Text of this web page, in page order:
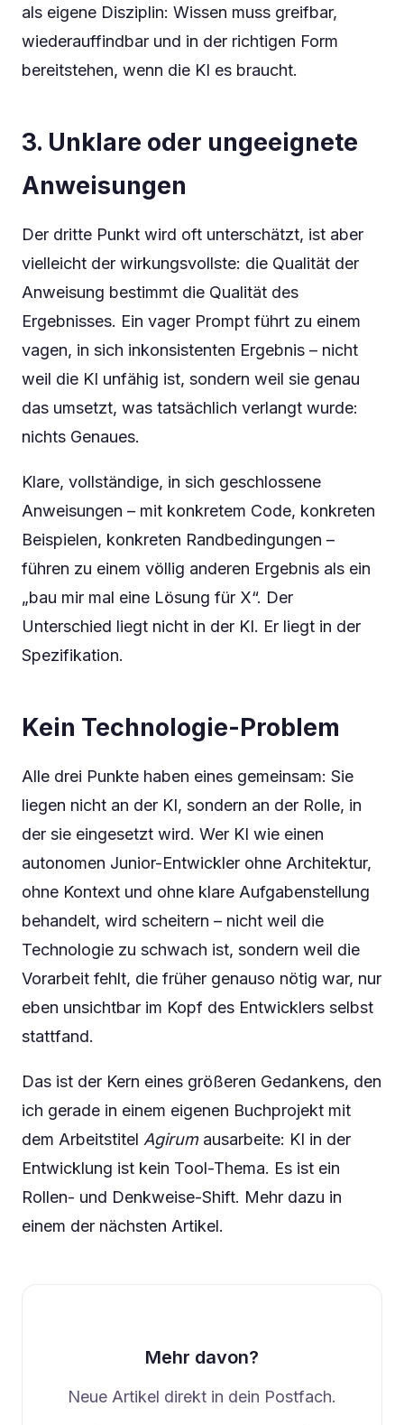
als eigene Disziplin: Wissen muss greifbar,
wiederauffindbar und in der richtigen Form
bereitstehen, wenn die KI es braucht.
3. Unklare oder ungeeignete
Anweisungen
Der dritte Punkt wird oft unterschätzt, ist aber
vielleicht der wirkungsvollste: die Qualität der
Anweisung bestimmt die Qualität des
Ergebnisses. Ein vager Prompt führt zu einem
vagen, in sich inkonsistenten Ergebnis – nicht
weil die KI unfähig ist, sondern weil sie genau
das umsetzt, was tatsächlich verlangt wurde:
nichts Genaues.
Klare, vollständige, in sich geschlossene
Anweisungen – mit konkretem Code, konkreten
Beispielen, konkreten Randbedingungen –
führen zu einem völlig anderen Ergebnis als ein
„bau mir mal eine Lösung für X“. Der
Unterschied liegt nicht in der KI. Er liegt in der
Spezifikation.
Kein Technologie-Problem
Alle drei Punkte haben eines gemeinsam: Sie
liegen nicht an der KI, sondern an der Rolle, in
der sie eingesetzt wird. Wer KI wie einen
autonomen Junior-Entwickler ohne Architektur,
ohne Kontext und ohne klare Aufgabenstellung
behandelt, wird scheitern – nicht weil die
Technologie zu schwach ist, sondern weil die
Vorarbeit fehlt, die früher genauso nötig war, nur
eben unsichtbar im Kopf des Entwicklers selbst
stattfand.
Das ist der Kern eines größeren Gedankens, den
ich gerade in einem eigenen Buchprojekt mit
dem Arbeitstitel Agirumausarbeite: KI in der
Entwicklung ist kein Tool-Thema. Es ist ein
Rollen- und Denkweise-Shift. Mehr dazu in
einem der nächsten Artikel.
Mehr davon?
Neue Artikel direkt in dein Postfach.